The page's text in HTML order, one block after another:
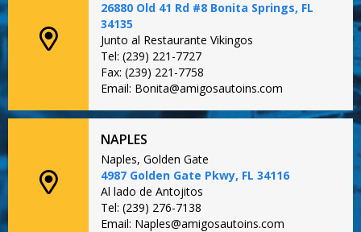
26880 Old 41 Rd #8 Bonita Springs, FL
34135
Junto al Restaurante Vikingos
Tel: (239) 221-7727
Fax: (239) 221-7758
Email: Bonita@amigosautoins.com
NAPLES
Naples, Golden Gate
4987 Golden Gate Pkwy, FL 34116
Al lado de Antojitos
Tel: (239) 276-7138
Email: Naples@amigosautoins.com